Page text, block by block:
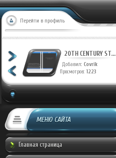
Перейти в профиль
20TH CENTURY ST...
Добавил: Covrik
Просмотров: 1223
МЕНЮ САЙТА
Главная страница